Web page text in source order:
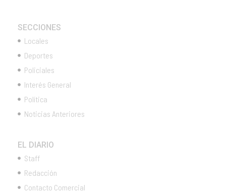
SECCIONES
Locales
Deportes
Policiales
Interés General
Política
Noticias Anteriores
EL DIARIO
Staff
Redacción
Contacto Comercial